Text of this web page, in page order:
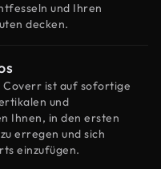
und Ihren
decken.
Coverr ist auf sofortige
und
Ihnen, in den ersten
erregen und sich
einzufügen.